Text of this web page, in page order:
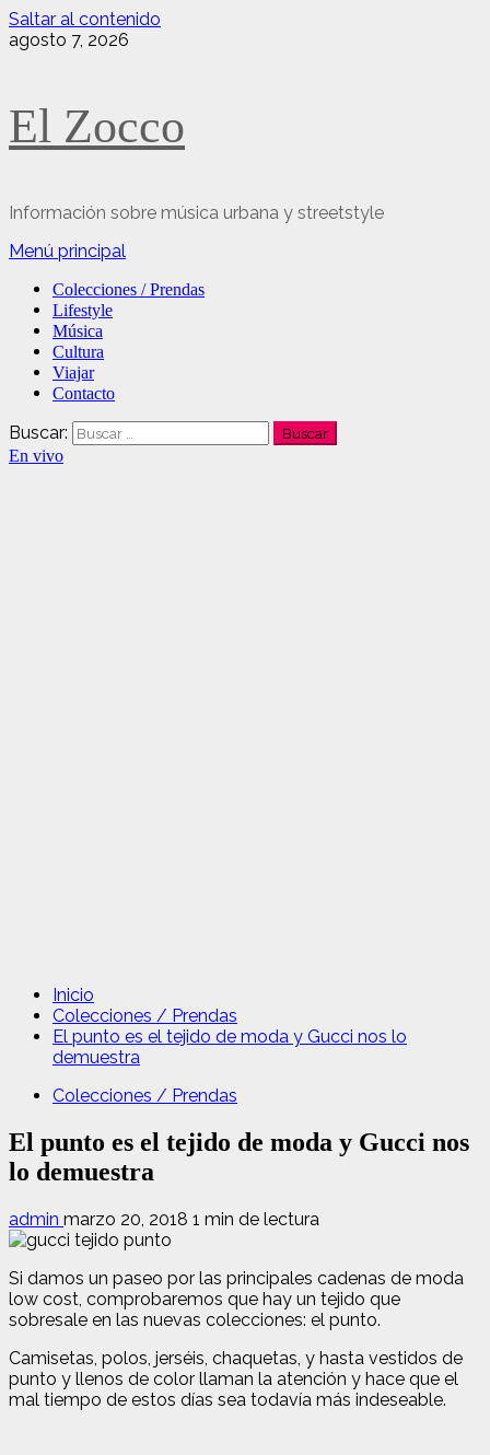
Saltar al contenido
agosto 7, 2026
El Zocco
Información sobre música urbana y streetstyle
Menú principal
Colecciones / Prendas
Lifestyle
Música
Cultura
Viajar
Contacto
Buscar:
En vivo
Inicio
Colecciones / Prendas
El punto es el tejido de moda y Gucci nos lo
demuestra
Colecciones / Prendas
El punto es el tejido de moda y Gucci nos
lo demuestra
admin marzo 20, 2018 1 min de lectura
Si damos un paseo por las principales cadenas de moda
low cost, comprobaremos que hay un tejido que
sobresale en las nuevas colecciones: el punto.
Camisetas, polos, jerséis, chaquetas, y hasta vestidos de
punto y llenos de color llaman la atención y hace que el
mal tiempo de estos días sea todavía más indeseable.